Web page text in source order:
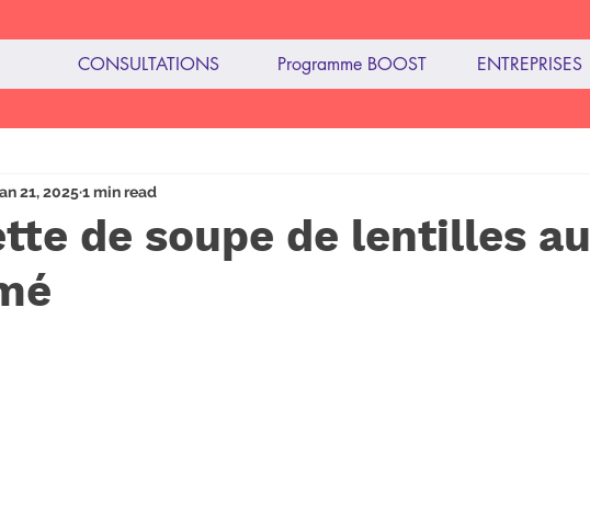
CONSULTATIONS Programme BOOST ENTREPRISES
de soupe de lentilles au
21, 20251 min read